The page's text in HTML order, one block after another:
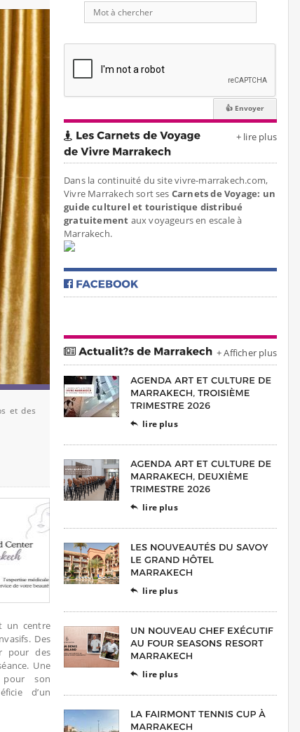
et des
un centre
Des
pour des
Une
pour son
d’un
+ lire plus
Dans la continuité du site vivre-marrakech.com,
Vivre Marrakech sort ses Carnets de Voyage: un
guide culturel et touristique distribué
gratuitement aux voyageurs en escale à
Marrakech.
+ Afficher plus
 lire plus
 lire plus
 lire plus
 lire plus